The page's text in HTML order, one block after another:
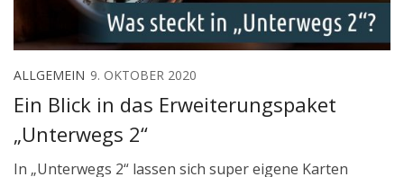
ALLGEMEIN 9. OKTOBER 2020
Ein Blick in das Erweiterungspaket
„Unterwegs 2“
In „Unterwegs 2“ lassen sich super eigene Karten